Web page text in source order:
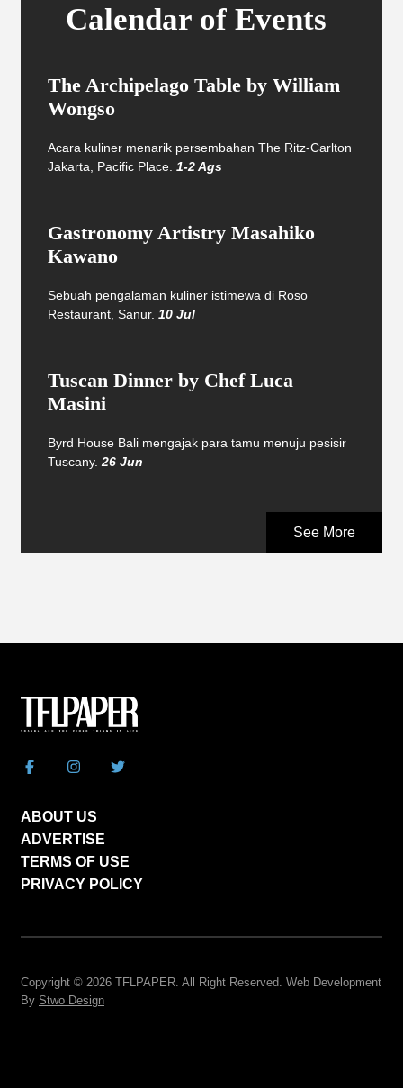
Calendar of Events
The Archipelago Table by William
Wongso
Acara kuliner menarik persembahan The Ritz-Carlton
Jakarta, Pacific Place. 1-2 Ags
Gastronomy Artistry Masahiko
Kawano
Sebuah pengalaman kuliner istimewa di Roso
Restaurant, Sanur. 10 Jul
Tuscan Dinner by Chef Luca
Masini
Byrd House Bali mengajak para tamu menuju pesisir
Tuscany. 26 Jun
See More
ABOUT US
ADVERTISE
TERMS OF USE
PRIVACY POLICY
Copyright © 2026 TFLPAPER . All Right Reserved. Web Development
By Stwo Design